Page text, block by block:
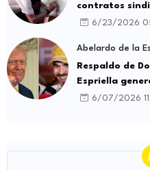
contratos
6/23/2026
Abelardo de la
Respaldo de
Espriella
influencia
6/07/2026